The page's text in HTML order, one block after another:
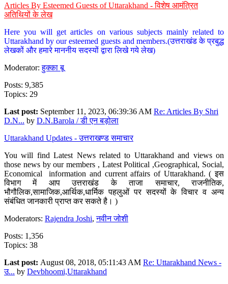
Articles By Esteemed Guests of Uttarakhand - विशेष आमंत्रित
अतिथियों के लेख
Here you will get articles on various subjects mainly related to
Uttarakhand by our esteemed guests and members.(उत्तराखंड के प्रबुद्ध
लेखकों और हमारे माननीय सदस्यों द्वारा लिखे गये लेख)
Moderator:हुक्का बू
Posts: 9,385
Topics: 29
Last post: September 11, 2023, 06:39:36 AM Re: Articles By Shri
D.N... by D.N.Barola / डी एन बड़ोला
Uttarakhand Updates - उत्तराखण्ड समाचार
You will find Latest News related to Uttarakhand and views on
those news by our members , Latest Political ,Geographical, Social,
Economical information and current affairs of Uttarakhand. ( इस
विभाग में आप उत्तराखंड के ताजा समाचार, राजनीतिक,
भौगौलिक,सामाजिक,आर्थिक,धार्मिक पहलुओं पर सदस्यों के विचार व अन्य
संबंधित जानकारी प्राप्त कर सकते है। )
Moderators: Rajendra Joshi,नवीन जोशी
Posts: 1,356
Topics: 38
Last post: August 08, 2018, 05:11:43 AM Re: Uttarakhand News -
उ... by Devbhoomi,Uttarakhand